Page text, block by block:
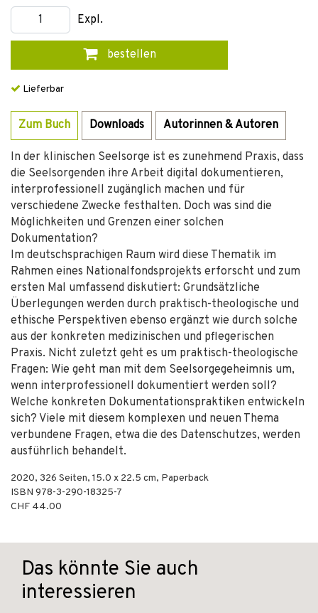
Expl.
bestellen
Lieferbar
Zum Buch Downloads Autorinnen & Autoren
In der klinischen Seelsorge ist es zunehmend Praxis, dass
die Seelsorgenden ihre Arbeit digital dokumentieren,
interprofessionell zugänglich machen und für
verschiedene Zwecke festhalten. Doch was sind die
Möglichkeiten und Grenzen einer solchen
Dokumentation?
Im deutschsprachigen Raum wird diese Thematik im
Rahmen eines Nationalfondsprojekts erforscht und zum
ersten Mal umfassend diskutiert: Grundsätzliche
Überlegungen werden durch praktisch-theologische und
ethische Perspektiven ebenso ergänzt wie durch solche
aus der konkreten medizinischen und pflegerischen
Praxis. Nicht zuletzt geht es um praktisch-theologische
Fragen: Wie geht man mit dem Seelsorgegeheimnis um,
wenn interprofessionell dokumentiert werden soll?
Welche konkreten Dokumentationspraktiken entwickeln
sich? Viele mit diesem komplexen und neuen Thema
verbundene Fragen, etwa die des Datenschutzes, werden
ausführlich behandelt.
2020, 326 Seiten, 15.0 x 22.5 cm, Paperback
ISBN 978-3-290-18325-7
CHF 44.00
Das könnte Sie auch
interessieren